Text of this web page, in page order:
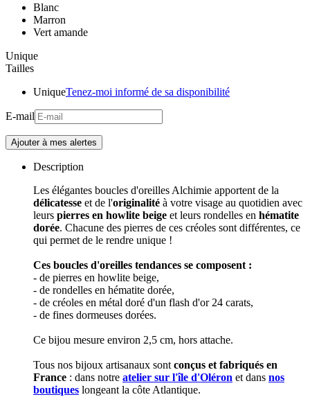
Blanc
Marron
Vert amande
Unique
Tailles
UniqueTenez-moi informé de sa disponibilité
E-mail
Description
Les élégantes boucles d'oreilles Alchimie apportent de la
délicatesse et de l'originalité à votre visage au quotidien avec
leurs pierres en howlite beige et leurs rondelles en hématite
dorée. Chacune des pierres de ces créoles sont différentes, ce
qui permet de le rendre unique !
Ces boucles d'oreilles tendances se composent :
- de pierres en howlite beige,
- de rondelles en hématite dorée,
- de créoles en métal doré d'un flash d'or 24 carats,
- de fines dormeuses dorées.
Ce bijou mesure environ 2,5 cm, hors attache.
Tous nos bijoux artisanaux sont conçus et fabriqués en
France : dans notre atelier sur l'île d'Oléron et dans nos
boutiques longeant la côte Atlantique.